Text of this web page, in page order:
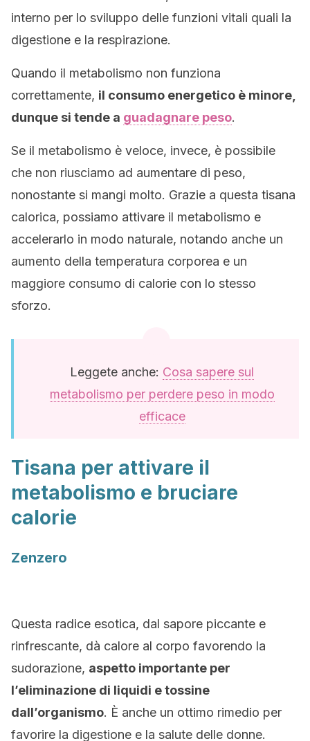
interno per lo sviluppo delle funzioni vitali quali la
digestione e la respirazione.
Quando il metabolismo non funziona
correttamente, il consumo energetico è minore,
dunque si tende a guadagnare peso.
Se il metabolismo è veloce, invece, è possibile
che non riusciamo ad aumentare di peso,
nonostante si mangi molto. Grazie a questa tisana
calorica, possiamo attivare il metabolismo e
accelerarlo in modo naturale, notando anche un
aumento della temperatura corporea e un
maggiore consumo di calorie con lo stesso
sforzo.
Leggete anche: Cosa sapere sul
metabolismo per perdere peso in modo
efficace
Tisana per attivare il
metabolismo e bruciare
calorie
Zenzero
Questa radice esotica, dal sapore piccante e
rinfrescante, dà calore al corpo favorendo la
sudorazione, aspetto importante per
l’eliminazione di liquidi e tossine
dall’organismo. È anche un ottimo rimedio per
favorire la digestione e la salute delle donne.